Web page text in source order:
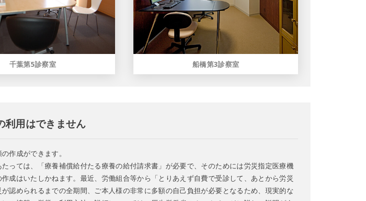
千葉第5診察室 船橋第3診察室
利用はできません
作成ができます。
っては、「療養補償給付たる療養の給付請求書」が必要で、そのためには労災指定医療機
成はいたしかねます。最近、労働組合等から「とりあえず自費で受診して、あとから労災
認められるまでの全期間、ご本人様の非常に多額の自己負担が必要となるため、現実的な